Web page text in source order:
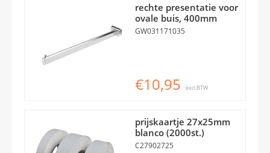
rechte presentatie voor
ovale buis, 400mm
GW031171035
€10,95 excl.BTW
prijskaartje 27x25mm
blanco (2000st.)
C27902725